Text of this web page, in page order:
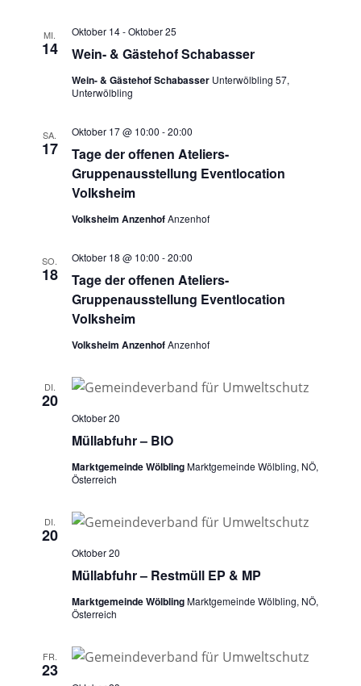
MI.
14 Wein- & Gästehof Schabasser
Oktober 14-Oktober 25
Wein- & Gästehof Schabasser Unterwölbling 57,
Unterwölbling
SA.
17
Tage der offenen Ateliers-
Gruppenausstellung Eventlocation
Volksheim
Oktober 17 @ 10:00 -20:00
Volksheim AnzenhofAnzenhof
SO.
18
Tage der offenen Ateliers-
Gruppenausstellung Eventlocation
Volksheim
Oktober 18 @ 10:00 -20:00
Volksheim AnzenhofAnzenhof
DI.
20
Müllabfuhr – BIO
Oktober 20
Marktgemeinde WölblingMarktgemeinde Wölbling, NÖ,
Österreich
DI.
20
Müllabfuhr – Restmüll EP & MP
Oktober 20
Marktgemeinde WölblingMarktgemeinde Wölbling, NÖ,
Österreich
FR.
23